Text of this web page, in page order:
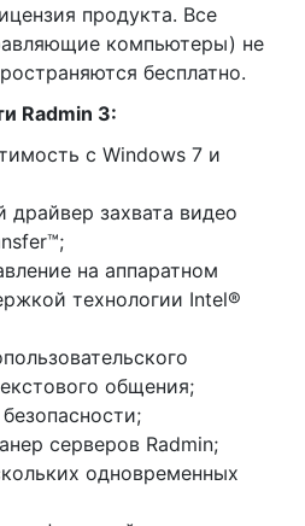
продукта. Все
компьютеры) не
бесплатно.
Radmin 3:
с Windows 7 и
драйвер захвата видео
на аппаратном
технологии Intel®
общения;
серверов Radmin;
одновременных